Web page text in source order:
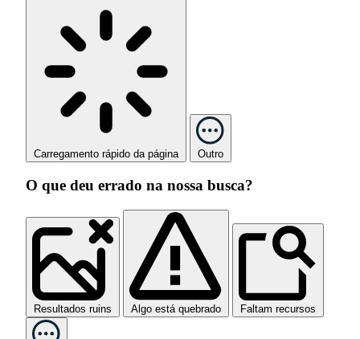
Carregamento rápido da página Outro
O que deu errado na nossa busca?
Resultados ruins Algo está quebrado Faltam recursos